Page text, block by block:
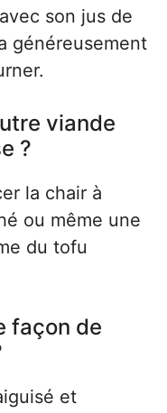
son jus de
généreusement
viande
?
la chair à
ou même une
du tofu
façon de
et